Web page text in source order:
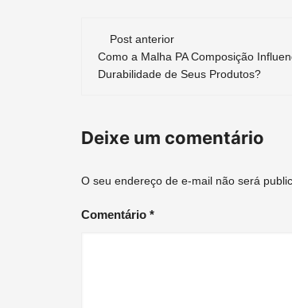
Navegação
de
Post anterior
Como a Malha PA Composição
Durabilidade de Seus Produtos?
Deixe um comentário
O seu endereço de e-mail não será
Comentário *